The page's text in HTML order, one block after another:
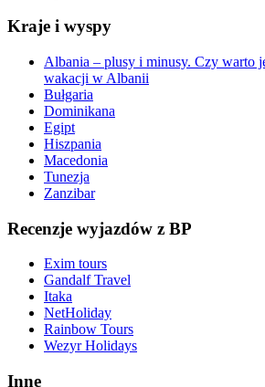
Kraje i wyspy
Albania – plusy i minusy. Czy warto
wakacji w Albanii
Bułgaria
Dominikana
Egipt
Hiszpania
Macedonia
Tunezja
Zanzibar
Recenzje wyjazdów z BP
Exim tours
Gandalf Travel
Itaka
NetHoliday
Rainbow Tours
Wezyr Holidays
Inne